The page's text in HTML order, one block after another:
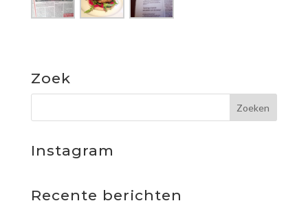
Zoek
Instagram
Recente berichten